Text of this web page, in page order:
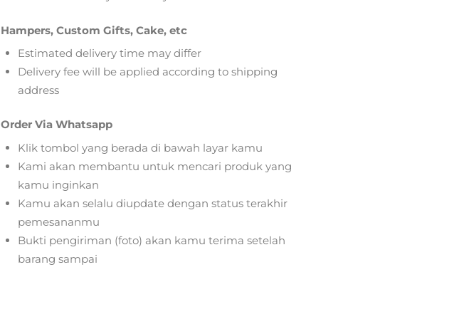
Hampers, Custom Gifts, Cake, etc
Estimated delivery time may differ
Delivery fee will be applied according to shipping
address
Order Via Whatsapp
Klik tombol yang berada di bawah layar kamu
Kami akan membantu untuk mencari produk yang
kamu inginkan
Kamu akan selalu diupdate dengan status terakhir
pemesananmu
Bukti pengiriman (foto) akan kamu terima setelah
barang sampai